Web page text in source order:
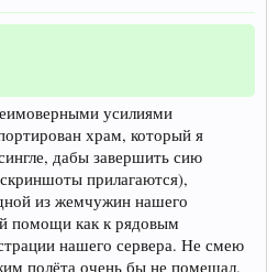
усилиями
храм, который я
дабы завершить сию
прилагаются),
из жемчужин нашего
помощи как к рядовым
нашего сервера. Не смею
полёта очень бы не помешал.